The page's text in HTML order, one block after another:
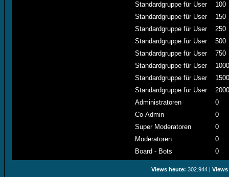
Standardgruppe für User
100
Standardgruppe für User
150
Standardgruppe für User
250
Standardgruppe für User
500
Standardgruppe für User
750
Standardgruppe für User
1000
Standardgruppe für User
1500
Standardgruppe für User
2000
Administratoren
0
Co-Admin
0
Super Moderatoren
0
Moderatoren
0
Board - Bots
0
Views heute: 302.944 |